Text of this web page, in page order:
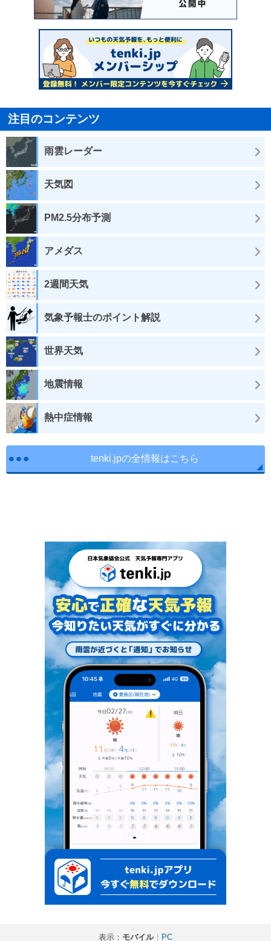
注目のコンテンツ
雨雲レーダー
天気図
PM2.5分布予測
アメダス
2週間天気
気象予報士のポイント解説
世界天気
地震情報
熱中症情報
tenki.jpの全情報はこちら
表示： モバイル｜ PC